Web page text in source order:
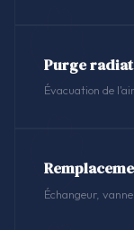
Purge
Évacuation de
Échangeur,